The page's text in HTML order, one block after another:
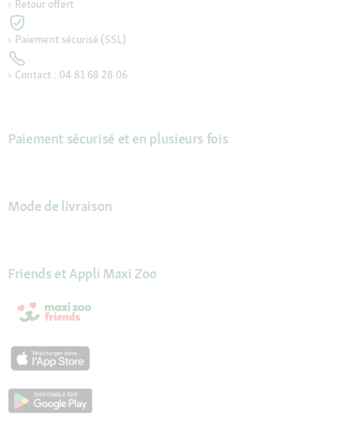
Retour offert
Paiement sécurisé (SSL)
Contact : 04 81 68 28 06
Paiement sécurisé et en plusieurs fois
Mode de livraison
Friends et Appli Maxi Zoo